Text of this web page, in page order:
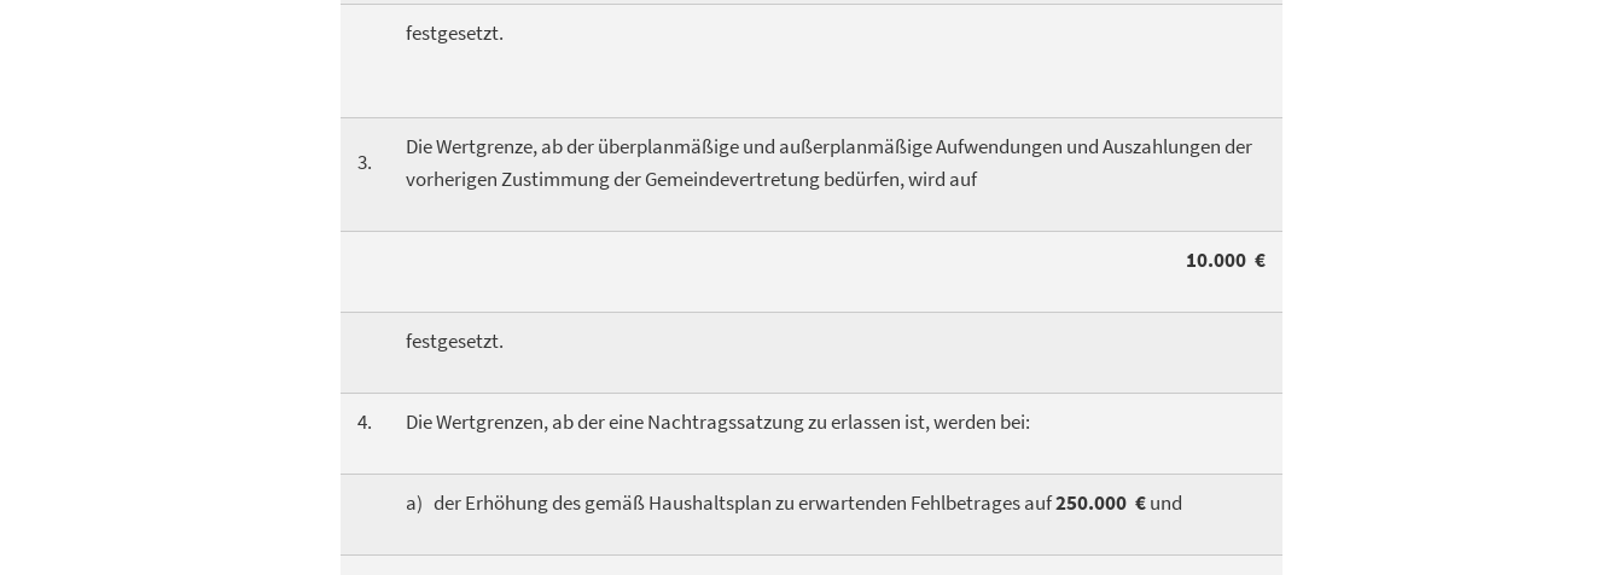
festgesetzt.
3.
Die Wertgrenze, ab der überplanmäßige und außerplanmäßige Aufwendungen und Auszahlungen der
vorherigen Zustimmung der Gemeindevertretung bedürfen, wird auf
10.000 €
festgesetzt.
4. Die Wertgrenzen, ab der eine Nachtragssatzung zu erlassen ist, werden bei:
a) der Erhöhung des gemäß Haushaltsplan zu erwartenden Fehlbetrages auf250.000 €und